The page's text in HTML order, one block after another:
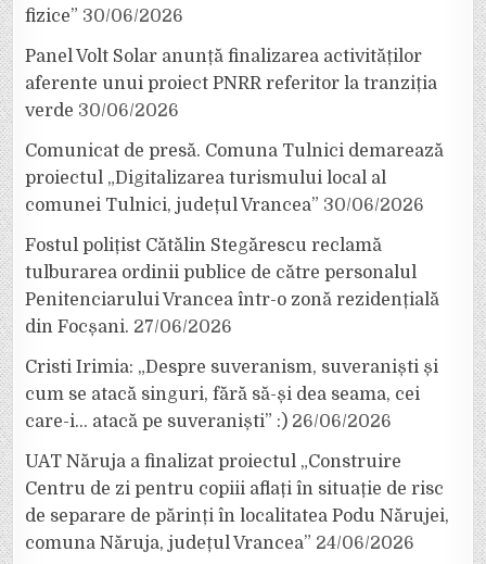
fizice” 30/06/2026
Panel Volt Solar anunță finalizarea activităților
aferente unui proiect PNRR referitor la tranziția
verde 30/06/2026
Comunicat de presă. Comuna Tulnici demarează
proiectul „Digitalizarea turismului local al
comunei Tulnici, județul Vrancea” 30/06/2026
Fostul polițist Cătălin Stegărescu reclamă
tulburarea ordinii publice de către personalul
Penitenciarului Vrancea într-o zonă rezidențială
din Focșani. 27/06/2026
Cristi Irimia: „Despre suveranism, suveraniști și
cum se atacă singuri, fără să-și dea seama, cei
care-i… atacă pe suveraniști” :) 26/06/2026
UAT Năruja a finalizat proiectul „Construire
Centru de zi pentru copiii aflați în situație de risc
de separare de părinți în localitatea Podu Nărujei,
comuna Năruja, județul Vrancea” 24/06/2026